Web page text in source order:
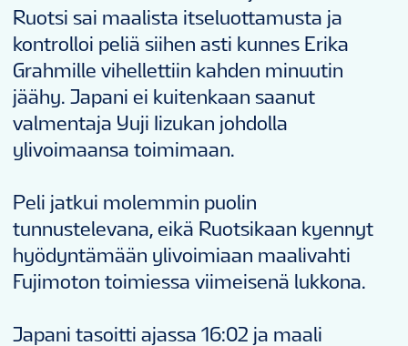
Ruotsi sai maalista itseluottamusta ja
kontrolloi peliä siihen asti kunnes Erika
Grahmille vihellettiin kahden minuutin
jäähy. Japani ei kuitenkaan saanut
valmentaja Yuji Iizukan johdolla
ylivoimaansa toimimaan.
Peli jatkui molemmin puolin
tunnustelevana, eikä Ruotsikaan kyennyt
hyödyntämään ylivoimiaan maalivahti
Fujimoton toimiessa viimeisenä lukkona.
Japani tasoitti ajassa 16:02 ja maali